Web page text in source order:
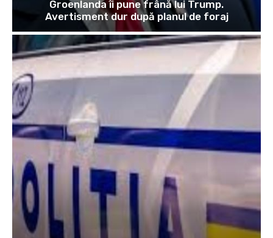
Groenlanda îi pune frână lui Trump.
Avertisment dur după planul de foraj